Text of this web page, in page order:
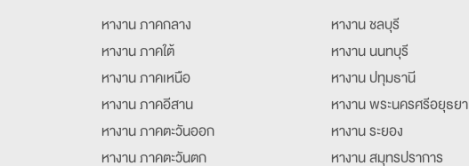
หางาน ภาคกลาง
หางาน ภาคใต้
หางาน ภาคเหนือ
หางาน ภาคอีสาน
หางาน ภาคตะวันออก
หางาน ภาคตะวันตก
หางาน ชลบุรี
หางาน นนทบุรี
หางาน ปทุมธานี
หางาน พระนครศรีอยุธยา
หางาน ระยอง
หางาน สมุทรปราการ